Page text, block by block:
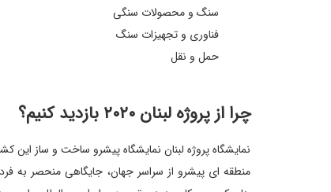
سنگ و محصولات سنگی
فناوری و تجهیزات سنگ
حمل و نقل
چرا از پروژه لبنان ٢٠٢٠ بازدید کنیم؟
منطقه ای پیشرو از سراسر جهان، جایگاهی منحصر به